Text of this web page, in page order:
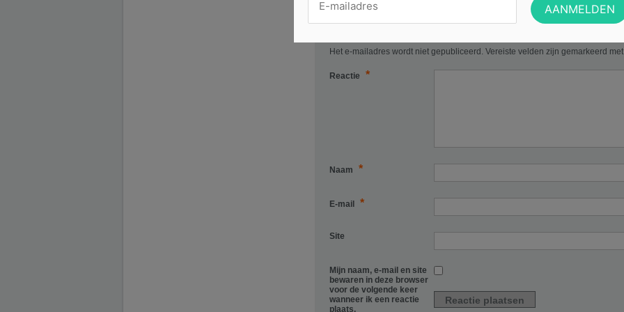
Het e-mailadres wordt niet gepubliceerd. Vereiste velden zijn gemarkeerd
Reactie *
Naam *
E-mail *
Site
Mijn naam, e-mail en site
bewaren in deze browser
voor de volgende keer
wanneer ik een reactie
plaats.